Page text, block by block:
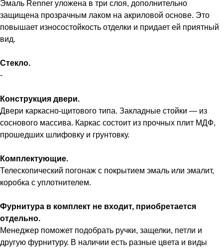
Эмаль Renner уложена в три слоя, дополнительно
защищена прозрачным лаком на акриловой основе. Это
повышает износостойкость отделки и придает ей приятный
вид.
Стекло.
-
Конструкция двери.
Двери каркасно-щитового типа. Закладные стойки — из
соснового массива. Каркас состоит из прочных плит МДФ,
прошедших шлифовку и грунтовку.
Комплектующие.
Телескопический погонаж с покрытием эмаль или эмалит,
коробка с уплотнителем.
Фурнитура в комплект не входит, приобретается
отдельно.
Менеджер поможет подобрать ручки, защелки, петли и
другую фурнитуру. В наличии есть разные цвета и виды